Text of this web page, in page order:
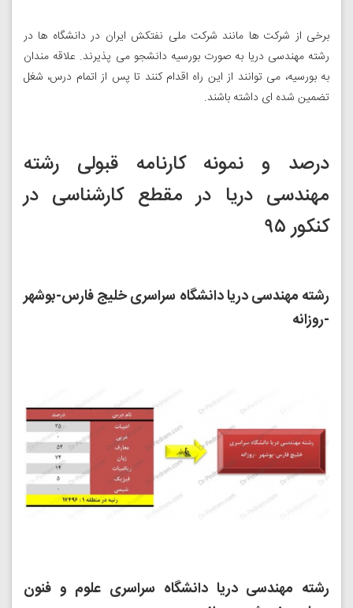
برخی از شرکت ها مانند شرکت ملی نفتکش ایران در دانشگاه ها در
رشته مهندسی دریا به صورت بورسیه دانشجو می پذیرند. علاقه مندان
به بورسیه، می توانند از این راه اقدام کنند تا پس از اتمام درس، شغل
تضمین شده ای داشته باشند.
درصد و نمونه کارنامه قبولی رشته
مهندسی دریا در مقطع کارشناسی در
کنکور ۹۵
رشته مهندسی دریا دانشگاه سراسری خلیج فارس-بوشهر
-روزانه
رشته مهندسی دریا دانشگاه سراسری علوم و فنون